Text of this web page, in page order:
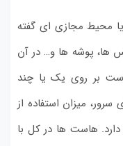
محیط مجازی ای گفته
ها، پوشه ها و… در آن
بر روی یک یا چند
میزان استفاده از
هاست ها در کل با